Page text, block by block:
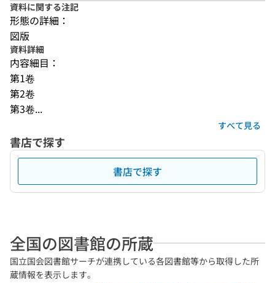
資料に関する注記
形態の詳細：
図版
資料詳細
内容細目：
第1卷
第2卷
第3卷...
すべて見る
書店で探す
書店で探す
全国の図書館の所蔵
国立国会図書館サーチが連携している各図書館等から取得した所
蔵情報を表示します。